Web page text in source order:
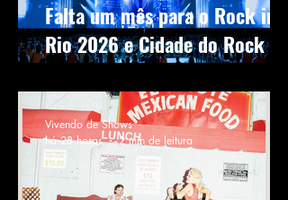
Falta um mês para o Rock in
Rio 2026 e Cidade do Rock
ganha forma no Rio de Janeiro
Vivendo de Shows
há 23 horas
2 min de leitura